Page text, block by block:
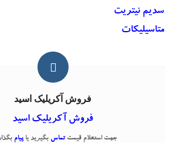
سدیم نیتریت
متاسیلیکات
فروش آکریلیک اسید
فروش آکریلیک اسید
جهت استعلام قیمتتماس بگیرید یاپیام